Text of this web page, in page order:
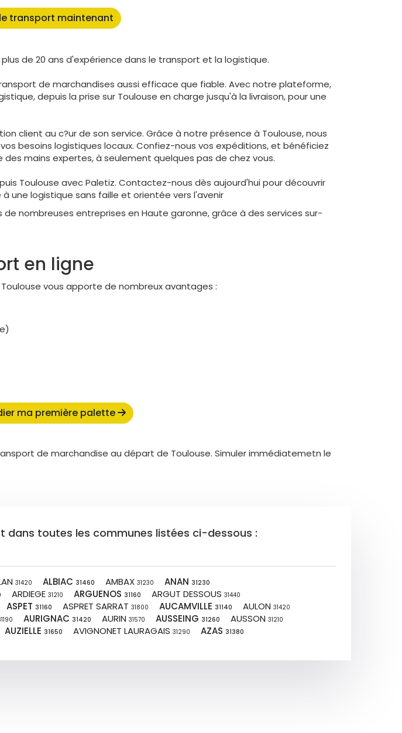
transport maintenant
de 20 ans d'expérience dans le transport et la logistique.
de marchandises aussi efficace que fiable. Avec notre plateforme,
depuis la prise sur Toulouse en charge jusqu'à la livraison, pour une
client au c?ur de son service. Grâce à notre présence à Toulouse, nous
besoins logistiques locaux. Confiez-nous vos expéditions, et bénéficiez
mains expertes, à seulement quelques pas de chez vous.
Toulouse avec Paletiz. Contactez-nous dès aujourd'hui pour découvrir
une logistique sans faille et orientée vers l'avenir
de nombreuses entreprises en Haute garonne, grâce à des services sur-
en ligne
vous apporte de nombreux avantages :
ma première palette
de marchandise au départ de Toulouse. Simuler immédiatemetn le
toutes les communes listées ci-dessous :
31420 ALBIAC 31460 AMBAX 31230 ANAN 31230
ARDIEGE 31210 ARGUENOS 31160 ARGUT DESSOUS 31440
ASPET 31160 ASPRET SARRAT 31800 AUCAMVILLE 31140 AULON 31420
AURIGNAC 31420 AURIN 31570 AUSSEING 31260 AUSSON 31210
AUZIELLE 31650 AVIGNONET LAURAGAIS 31290 AZAS 31380